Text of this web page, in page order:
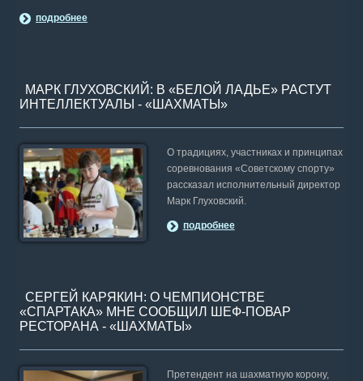
подробнее
МАРК ГЛУХОВСКИЙ: В «БЕЛОЙ ЛАДЬЕ» РАСТУТ
ИНТЕЛЛЕКТУАЛЫ - «ШАХМАТЫ»
О традициях, участниках и принципах
соревнования «Советскому спорту»
рассказал исполнительный директор
Марк Глуховский.
подробнее
СЕРГЕЙ КАРЯКИН: О ЧЕМПИОНСТВЕ
«СПАРТАКА» МНЕ СООБЩИЛ ШЕФ-ПОВАР
РЕСТОРАНА - «ШАХМАТЫ»
Претендент на шахматную корону,